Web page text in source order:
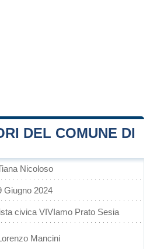
DEL COMUNE DI
Nicoloso
Giugno 2024
civica VIVIamo Prato Sesia
Mancini